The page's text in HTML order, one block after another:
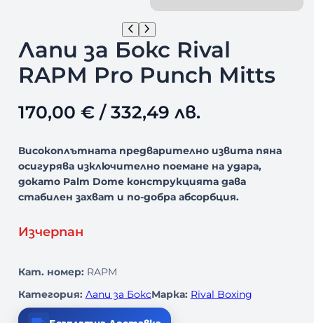
Лапи за Бокс Rival
RAPM Pro Punch Mitts
170,00 €/ 332,49 лв.
Високоплътната предварително извита пяна
осигурява изключително поемане на удара,
докато Palm Dome конструкцията дава
стабилен захват и по-добра абсорбция.
Изчерпан
Кат. номер: RAPM
Категория: Лапи за БоксМарка: Rival Boxing